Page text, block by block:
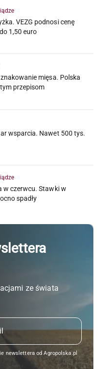
VEZG podnosi cenę
1,50 euro
mięsa. Polska
tym przepisom
wsparcia. Nawet 500 tys.
w czerwcu. Stawki w
spadły
ze świata
newslettera od Agropolska.pl